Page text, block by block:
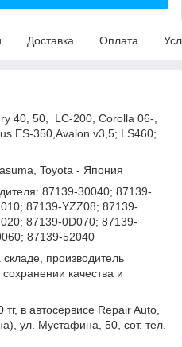
Доставка Оплата
40, 50, LC-200, Corolla 06-,
ES-350,Avalon v3,5; LS460;
Toyota - Япония
87139-30040; 87139-
87139-YZZ08; 87139-
87139-0D070; 87139-
87139-52040
производитель
качества и
в автосервисе Repair Auto,
ул. Мустафина, 50, сот. тел.